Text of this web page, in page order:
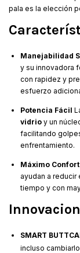
pala es la elección
Manejabilidad
y su innovadora
con rapidez y
esfuerzo
Potencia Fácil
vidrio y un
facilitando
enfrentamiento.
Máximo Confort
ayudan a
tiempo y con
SMART
incluso